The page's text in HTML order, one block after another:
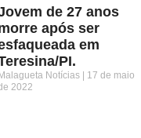
de 27 anos
após ser
em
PI.
Malagueta Notícias
17 de maio
2022